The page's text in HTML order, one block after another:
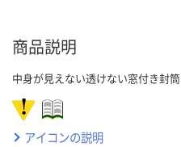
商品説明
中身が見えない透けない窓付き封筒
アイコンの説明